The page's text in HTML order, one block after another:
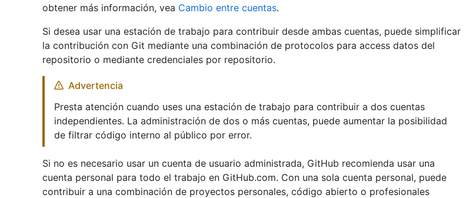
obtener más información, vea Cambio entre cuentas.
Si desea usar una estación de trabajo para contribuir desde ambas cuentas, puede simplificar
la contribución con Git mediante una combinación de protocolos para access datos del
repositorio o mediante credenciales por repositorio.
Advertencia
Presta atención cuando uses una estación de trabajo para contribuir a dos cuentas
independientes. La administración de dos o más cuentas, puede aumentar la posibilidad
de filtrar código interno al público por error.
Si no es necesario usar un cuenta de usuario administrada, GitHub recomienda usar una
cuenta personal para todo el trabajo en GitHub.com. Con una sola cuenta personal, puede
contribuir a una combinación de proyectos personales, código abierto o profesionales